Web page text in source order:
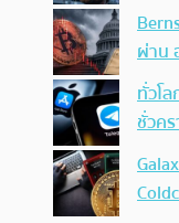
ผ่าน
ทั่วโ
ชั่วค